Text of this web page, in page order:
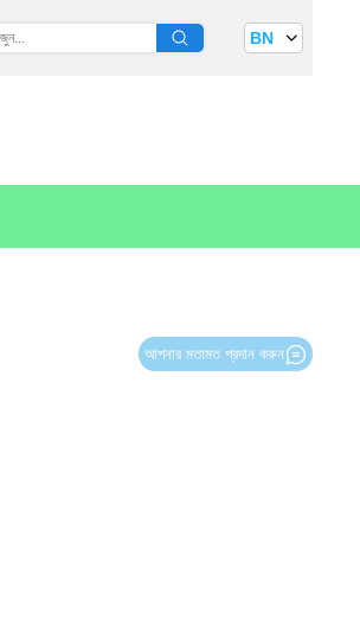
BN
আপনার মতামত প্রদান করুন